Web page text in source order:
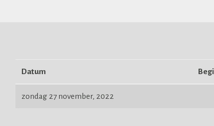
Datum
zondag 27 november, 2022